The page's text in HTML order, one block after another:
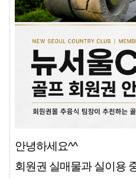
안녕하세요^^
회원권 실매물과 실이용